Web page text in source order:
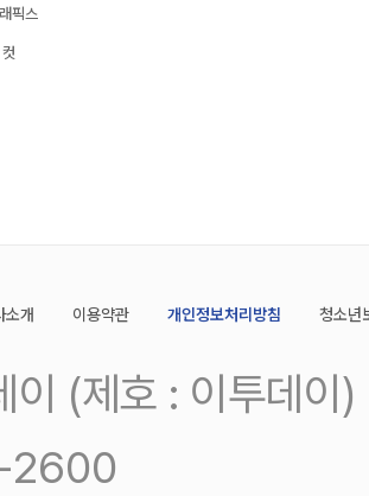
픽스
소개 이용약관 개인정보처리방침 청소년
이 (제호 : 이투데
2600